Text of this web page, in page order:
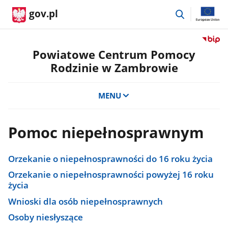
gov.pl
przejdź
Przejdź
Powiatowe Centrum Pomocy
Rodzinie w Zambrowie
MENU
Pomoc niepełnosprawnym
Orzekanie o niepełnosprawności do 16 roku życia
Orzekanie o niepełnosprawności powyżej 16 roku
życia
Wnioski dla osób niepełnosprawnych
Osoby niesłyszące